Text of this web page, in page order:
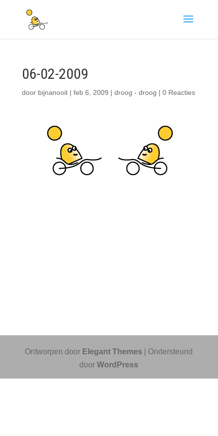
06-02-2009
door bijnanooit| feb 6, 2009 | droog - droog | 0 Reacties
Ontworpen door Elegant Themes | Ondersteund
doorWordPress